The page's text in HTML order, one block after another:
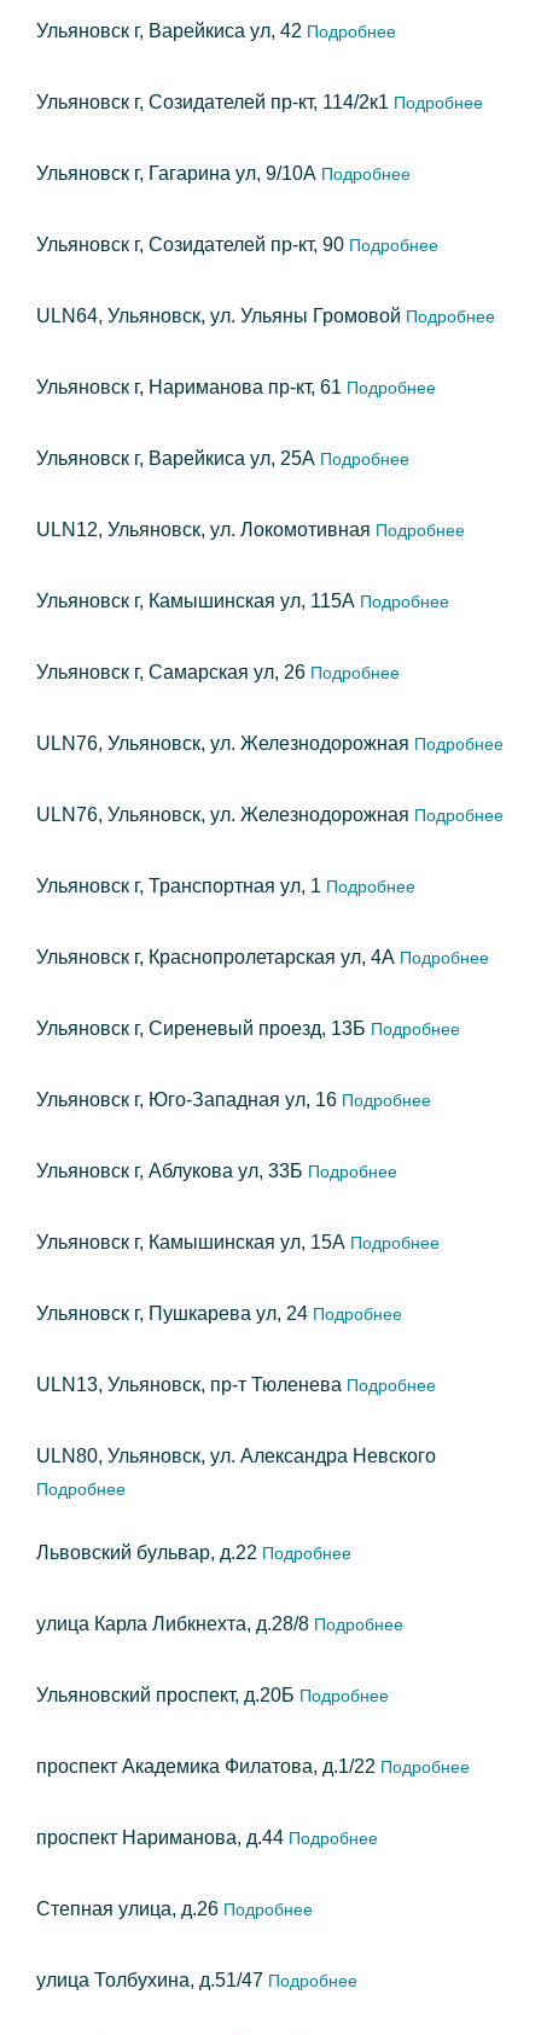
Ульяновск г, Варейкиса ул, 42 Подробнее
Ульяновск г, Созидателей пр-кт, 114/2к1 Подробнее
Ульяновск г, Гагарина ул, 9/10А Подробнее
Ульяновск г, Созидателей пр-кт, 90 Подробнее
ULN64, Ульяновск, ул. Ульяны Громовой Подробнее
Ульяновск г, Нариманова пр-кт, 61 Подробнее
Ульяновск г, Варейкиса ул, 25А Подробнее
ULN12, Ульяновск, ул. Локомотивная Подробнее
Ульяновск г, Камышинская ул, 115А Подробнее
Ульяновск г, Самарская ул, 26 Подробнее
ULN76, Ульяновск, ул. Железнодорожная Подробнее
ULN76, Ульяновск, ул. Железнодорожная Подробнее
Ульяновск г, Транспортная ул, 1 Подробнее
Ульяновск г, Краснопролетарская ул, 4А Подробнее
Ульяновск г, Сиреневый проезд, 13Б Подробнее
Ульяновск г, Юго-Западная ул, 16 Подробнее
Ульяновск г, Аблукова ул, 33Б Подробнее
Ульяновск г, Камышинская ул, 15А Подробнее
Ульяновск г, Пушкарева ул, 24 Подробнее
ULN13, Ульяновск, пр-т Тюленева Подробнее
ULN80, Ульяновск, ул. Александра Невского
Подробнее
Львовский бульвар, д.22 Подробнее
улица Карла Либкнехта, д.28/8 Подробнее
Ульяновский проспект, д.20Б Подробнее
проспект Академика Филатова, д.1/22 Подробнее
проспект Нариманова, д.44 Подробнее
Степная улица, д.26 Подробнее
улица Толбухина, д.51/47 Подробнее